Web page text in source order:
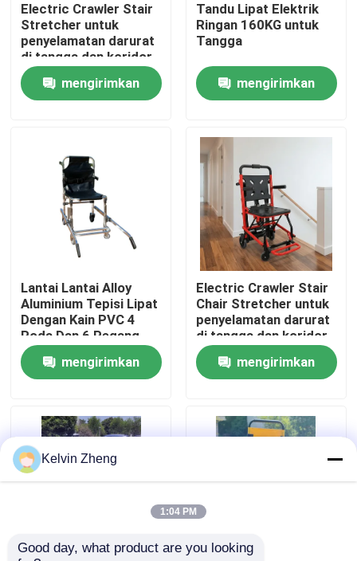
Rumah
Video
Tentang Kami
Tur Pabrik
Kontrol Kualitas
Berita
Minta Kutipan
Electric Crawler Stair
Stretcher untuk
penyelamatan darurat
di tangga dan koridor
mengirimkan
Tandu Lipat Elektrik
Ringan 160KG untuk
Tangga
mengirimkan
Lantai Lantai Alloy
Aluminium Tepisi Lipat
Dengan Kain PVC 4
Roda Dan 6 Pegang
mengirimkan
Electric Crawler Stair
Chair Stretcher untuk
penyelamatan darurat
di tangga dan koridor
mengirimkan
Kelvin Zheng
1:04 PM
Good day, what product are you looking